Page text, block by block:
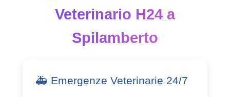
Veterinario H24 a
Spilamberto
🚑 Emergenze Veterinarie 24/7